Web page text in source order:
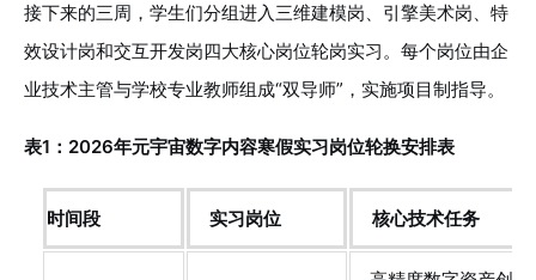
接下来的三周，学生们分组进入三维建模岗、引擎美术岗、特
效设计岗和交互开发岗四大核心岗位轮岗实习。每个岗位由企
业技术主管与学校专业教师组成“双导师”，实施项目制指导。
表1：2026年元宇宙数字内容寒假实习岗位轮换安排表
时间段 实习岗位 核心技术任务